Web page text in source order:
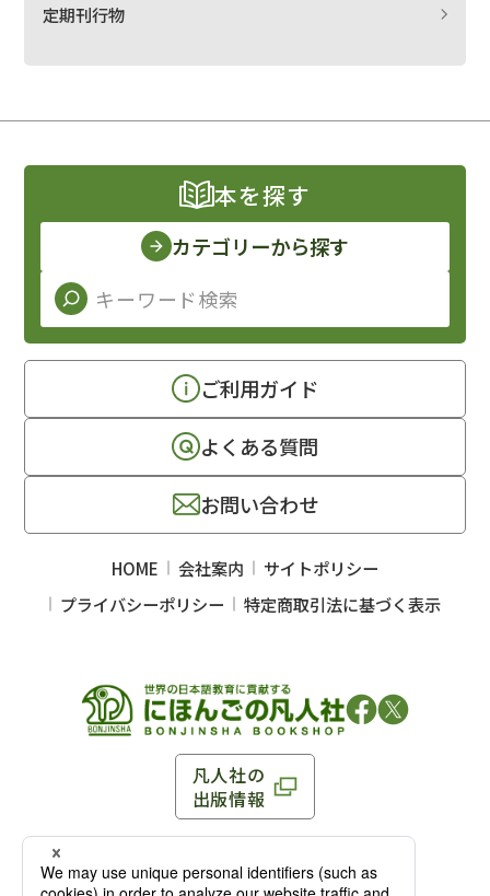
定期刊行物
凡人社の
出版情報
〒102-0093 東京都千代田区平河町 1-3-13 8F
TEL：03-3263-3959／FAX：03-3263-3116
本を探す
カテゴリーから探す
ご利用ガイド
よくある質問
お問い合わせ
HOME 会社案内
サイトポリシー
プライバシーポリシー
特定商取引法に基づく表示